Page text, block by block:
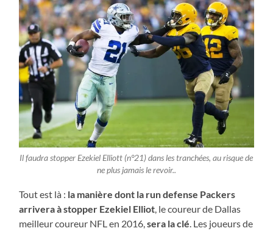
Il faudra stopper Ezekiel Elliott (n°21) dans les tranchées, au risque de
ne plus jamais le revoir..
Tout est là : la manière dont la run defense Packers
arrivera à stopper Ezekiel Elliot , le coureur de Dallas
meilleur coureur NFL en 2016,sera la clé . Les joueurs de